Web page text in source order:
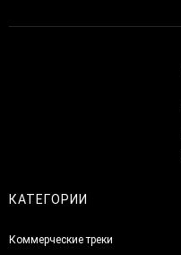
КАТЕГОРИИ
Коммерческие треки